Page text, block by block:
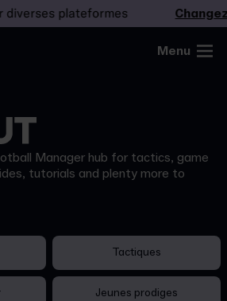
plateformes Changez
Menu
Manager hub for tactics, game
tutorials and plenty more to
Tactiques
Jeunes prodiges